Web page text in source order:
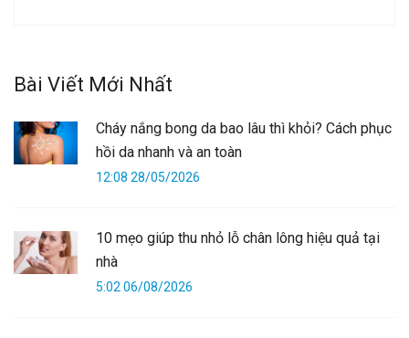
Bài Viết Mới Nhất
Cháy nắng bong da bao lâu thì khỏi? Cách phục
hồi da nhanh và an toàn
12:08 28/05/2026
10 mẹo giúp thu nhỏ lỗ chân lông hiệu quả tại
nhà
5:02 06/08/2026